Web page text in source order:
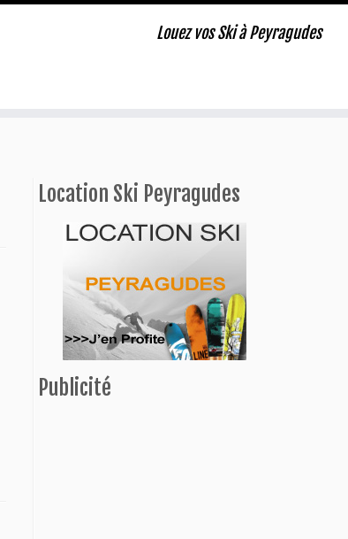
Louez vos Ski à Peyragudes
Location Ski Peyragudes
Publicité